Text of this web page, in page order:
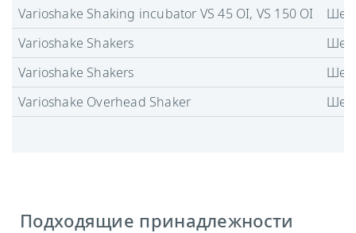
Varioshake Shaking incubator VS 45 OI, VS 150 OI
Varioshake Shakers
Varioshake Shakers
Varioshake Overhead Shaker
Подходящие принадлежности